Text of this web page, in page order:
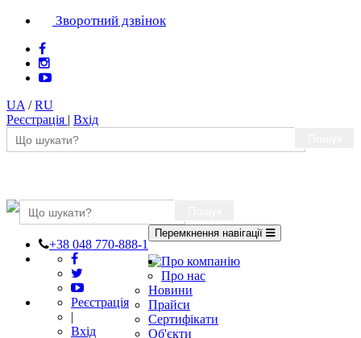
Зворотний дзвінок
UA /RU
Реєстрація | Вхід
+38 048 770-888-1
Реєстрація
|
Вхід
Перемкнення навігації
Про компанію
Про нас
Новини
Прайси
Сертифікати
Об'єкти